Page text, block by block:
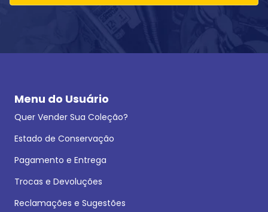
Menu do Usuário
Quer Vender Sua Coleção?
Estado de Conservação
Pagamento e Entrega
Trocas e Devoluções
Reclamações e Sugestões